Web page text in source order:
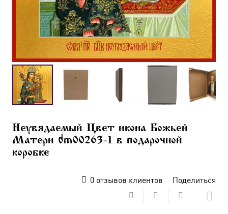
Неувядаемый Цвет икона Божьей
Матери dm00263-1 в подарочной
коробке
0отзывов клиентов Поделиться